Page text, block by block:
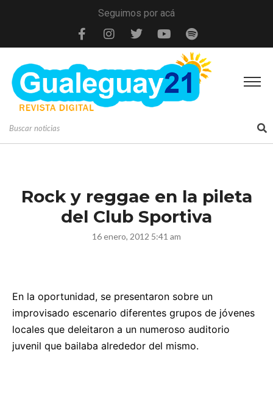
Seguimos por acá
Rock y reggae en la pileta
del Club Sportiva
16 enero, 2012 5:41 am
En la oportunidad, se presentaron sobre un
improvisado escenario diferentes grupos de jóvenes
locales que deleitaron a un numeroso auditorio
juvenil que bailaba alrededor del mismo.